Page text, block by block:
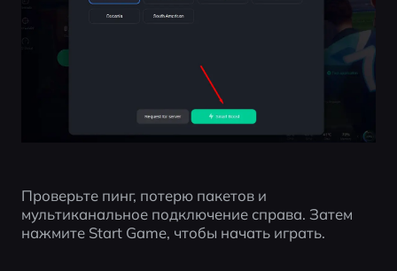
Проверьте пинг, потерю пакетов и
мультиканальное подключение справа. Затем
нажмите Start Game, чтобы начать играть.